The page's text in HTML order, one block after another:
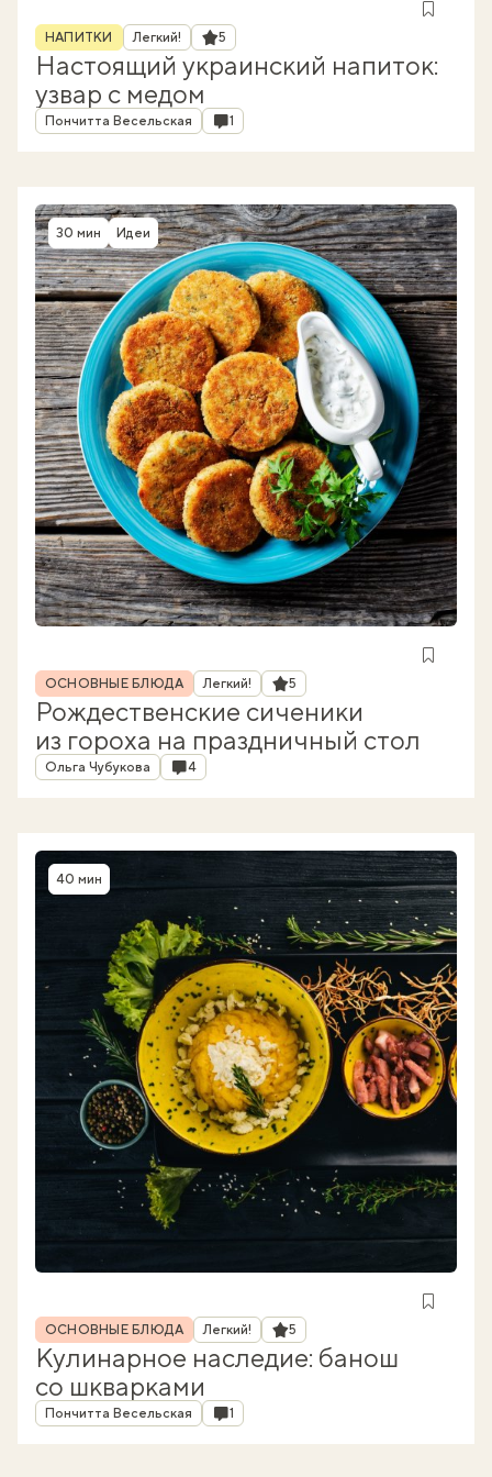
Рубрика
НАПИТКИ Легкий! Рейтинг
5
Настоящий украинский напиток:
узвар с медом
Автор
Пончитта Весельская Комментарии
1
Время приготовления
30 мин Идеи
Рубрика
ОСНОВНЫЕ БЛЮДА Легкий! Рейтинг
5
Рождественские сиченики
из гороха на праздничный стол
Автор
Ольга Чубукова Комментарии
4
Время приготовления
40 мин
Рубрика
ОСНОВНЫЕ БЛЮДА Легкий! Рейтинг
5
Кулинарное наследие: банош
со шкварками
Автор
Пончитта Весельская Комментарии
1